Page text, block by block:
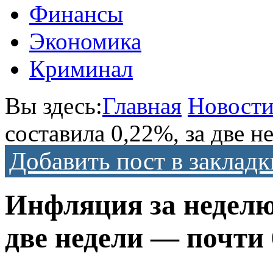
Финансы
Экономика
Криминал
Вы здесь:Главная
составила 0,22%, за две
Добавить пост в
Инфляция за
две недели —